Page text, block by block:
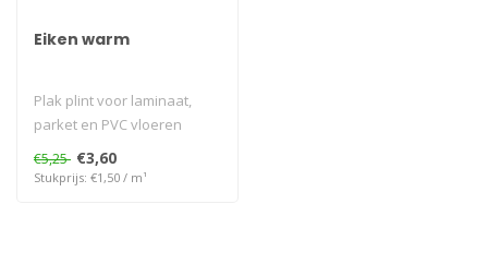
Eiken warm
Plak plint voor laminaat,
parket en PVC vloeren
€5,25 €3,60
Stukprijs: €1,50 / m¹